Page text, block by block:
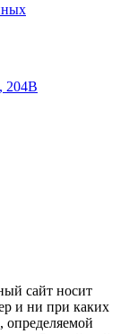
204В
сайт носит
и ни при каких
определяемой